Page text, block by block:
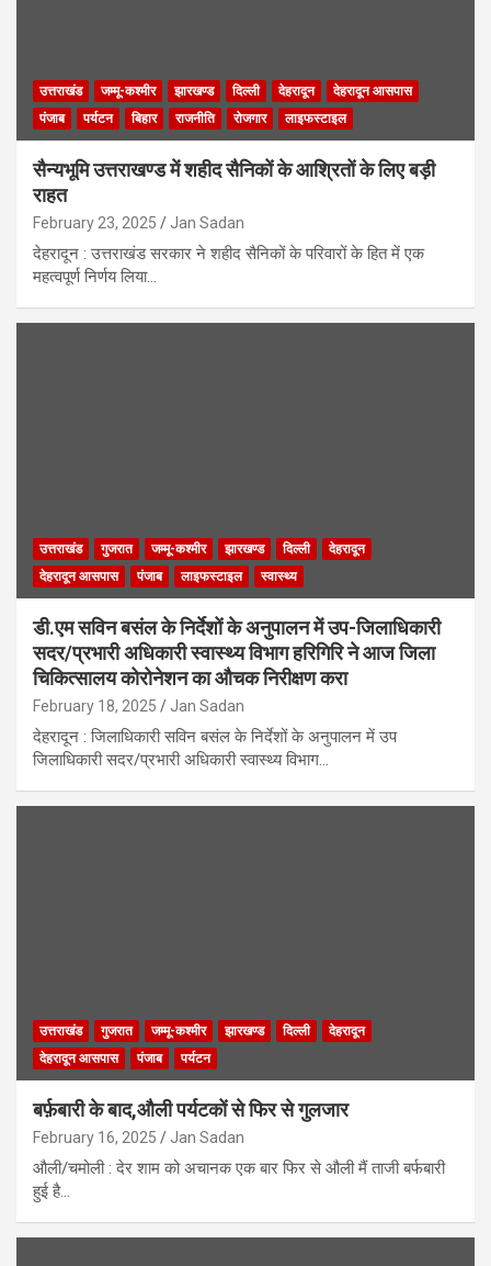
उत्तराखंड जम्मू-कश्मीर झारखण्ड दिल्ली देहरादून
देहरादून आसपास
पंजाब
पर्यटन बिहार राजनीति रोजगार लाइफस्टाइल
सैन्यभूमि उत्तराखण्ड में शहीद सैनिकों के आश्रितों के लिए बड़ी
राहत
February 23, 2025 Jan Sadan
देहरादून : उत्तराखंड सरकार ने शहीद सैनिकों के परिवारों के हित में एक
महत्वपूर्ण निर्णय लिया…
उत्तराखंड गुजरात जम्मू-कश्मीर झारखण्ड दिल्ली
देहरादून
देहरादून आसपास
पंजाब लाइफस्टाइल स्वास्थ्य
डी.एम सविन बसंल के निर्देशों के अनुपालन में उप-जिलाधिकारी
सदर/प्रभारी अधिकारी स्वास्थ्य विभाग हरिगिरि ने आज जिला
चिकित्सालय कोरोनेशन का औचक निरीक्षण करा
February 18, 2025 Jan Sadan
देहरादून : जिलाधिकारी सविन बसंल के निर्देशों के अनुपालन में उप
जिलाधिकारी सदर/प्रभारी अधिकारी स्वास्थ्य विभाग…
उत्तराखंड गुजरात जम्मू-कश्मीर झारखण्ड दिल्ली
देहरादून
देहरादून आसपास
पंजाब पर्यटन
बर्फ़बारी के बाद,औली पर्यटकों से फिर से गुलजार
February 16, 2025 Jan Sadan
औली/चमोली : देर शाम को अचानक एक बार फिर से औली मैं ताजी बर्फबारी
हुई है…